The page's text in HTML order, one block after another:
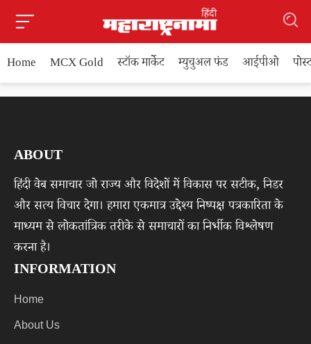
Home MCX Gold स्टॉक मार्केट म्युचुअल फंड आईपीओ
ABOUT
हिंदी वेब समाचार जो राज्य और विदेशों में विकास पर सटीक, निडर
और सत्य विचार देगा। हमारा एकमात्र उद्देश्य निष्पक्ष पत्रकारिता के
माध्यम से लोकतांत्रिक तरीके से समाचारों का निर्भीक विश्लेषण
करना है।
INFORMATION
Home
About Us